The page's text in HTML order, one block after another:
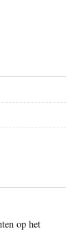
op het